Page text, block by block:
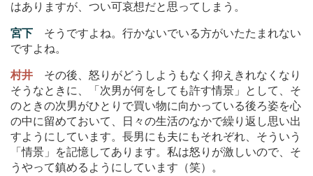
はありますが、つい可哀想だと思ってしまう。
宮下
そうですよね。行かないでいる方がいたたまれない
ですよね。
村井
その後、怒りがどうしようもなく抑えきれなくなり
そうなときに、「次男が何をしても許す情景」として、そ
のときの次男がひとりで買い物に向かっている後ろ姿を心
の中に留めておいて、日々の生活のなかで繰り返し思い出
すようにしています。長男にも夫にもそれぞれ、そういう
「情景」を記憶してあります。私は怒りが激しいので、そ
うやって鎮めるようにしています（笑）。